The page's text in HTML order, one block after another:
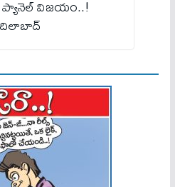
ప్యానెల్ విజయం..!